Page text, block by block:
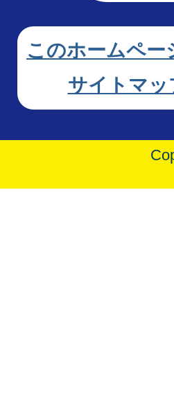
このホームペー
サイトマッ